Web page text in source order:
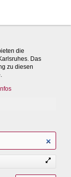
die
Das
zu diesen